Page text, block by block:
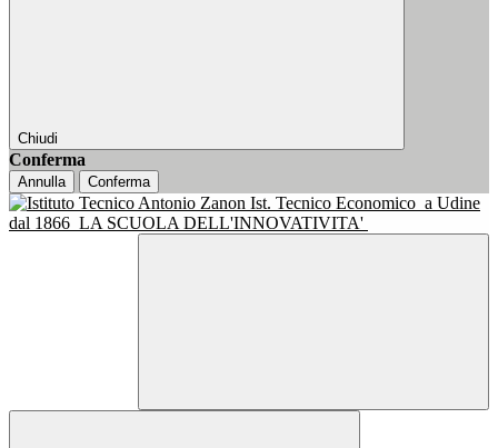
Chiudi
Conferma
Annulla Conferma
Ist. Tecnico Economico a Udine
dal 1866 LA SCUOLA DELL'INNOVATIVITA'